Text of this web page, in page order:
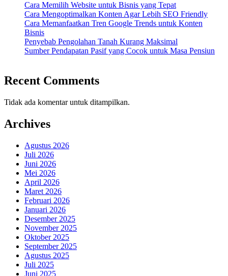
Cara Memilih Website untuk Bisnis yang Tepat
Cara Mengoptimalkan Konten Agar Lebih SEO Friendly
Cara Memanfaatkan Tren Google Trends untuk Konten
Bisnis
Penyebab Pengolahan Tanah Kurang Maksimal
Sumber Pendapatan Pasif yang Cocok untuk Masa Pensiun
Recent Comments
Tidak ada komentar untuk ditampilkan.
Archives
Agustus 2026
Juli 2026
Juni 2026
Mei 2026
April 2026
Maret 2026
Februari 2026
Januari 2026
Desember 2025
November 2025
Oktober 2025
September 2025
Agustus 2025
Juli 2025
Juni 2025